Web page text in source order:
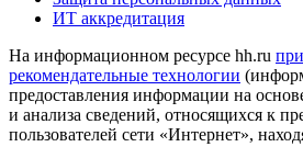
ИТ аккредитация
На информационном ресурсе hh.ru
рекомендательные технологии
предоставления информации на
и анализа сведений, относящихся к
пользователей сети «Интернет»,